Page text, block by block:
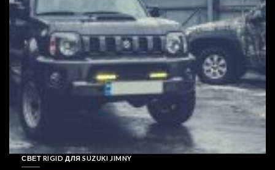
СВЕТ RIGID ДЛЯ SUZUKI JIMNY